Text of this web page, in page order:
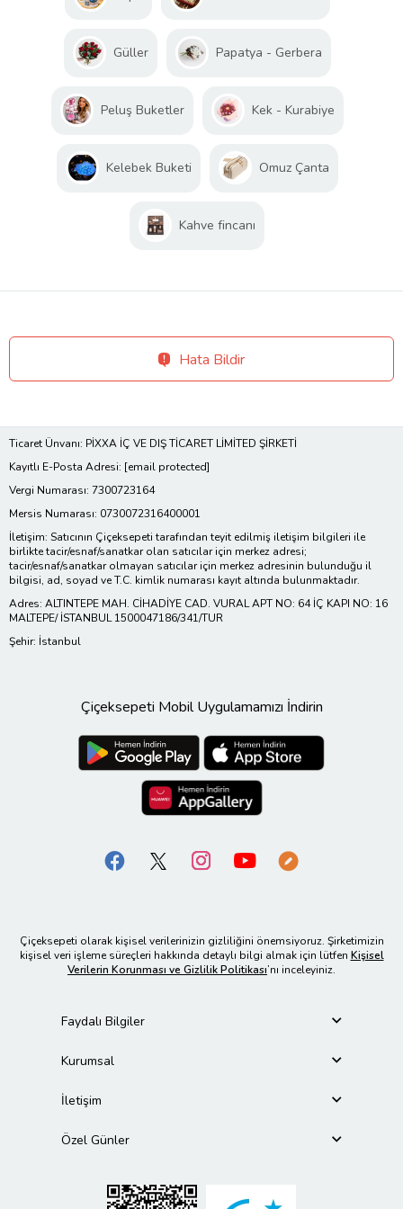
Güller Papatya - Gerbera
Peluş Buketler Kek - Kurabiye
Kelebek Buketi Omuz Çanta
Kahve fincanı
Hata Bildir
Ticaret Ünvanı: PİXXA İÇ VE DIŞ TİCARET LİMİTED ŞİRKETİ
Kayıtlı E-Posta Adresi: [email protected]
Vergi Numarası: 7300723164
Mersis Numarası: 0730072316400001
İletişim: Satıcının Çiçeksepeti tarafından teyit edilmiş iletişim bilgileri ile
birlikte tacir/esnaf/sanatkar olan satıcılar için merkez adresi;
tacir/esnaf/sanatkar olmayan satıcılar için merkez adresinin bulunduğu il
bilgisi, ad, soyad ve T.C. kimlik numarası kayıt altında bulunmaktadır.
Adres: ALTINTEPE MAH. CİHADİYE CAD. VURAL APT NO: 64 İÇ KAPI NO: 16
MALTEPE/ İSTANBUL 1500047186/341/TUR
Şehir: İstanbul
Çiçeksepeti Mobil Uygulamamızı İndirin
Çiçeksepeti olarak kişisel verilerinizin gizliliğini önemsiyoruz. Şirketimizin
kişisel veri işleme süreçleri hakkında detaylı bilgi almak için lütfen Kişisel
Verilerin Korunması ve Gizlilik Politikası’nı inceleyiniz.
Faydalı Bilgiler
Kurumsal
İletişim
Özel Günler